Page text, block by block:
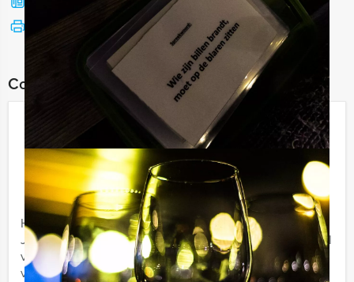
Bekijk printbare versie
Combineer dit uitje met:
GPS Fietspuzzeltocht Utrecht
Vanaf€ 34,50 p.p. excl. BTW
Vanaf 12 personen ‐ 3 uur
Holland Tour Guides maakt gebruik van satellieten.
Jazeker, zo hightech zijn we dan ook wel weer. Het doel
van deze fietspuzzeltocht is om binnen de tijd alle
vragen en ...